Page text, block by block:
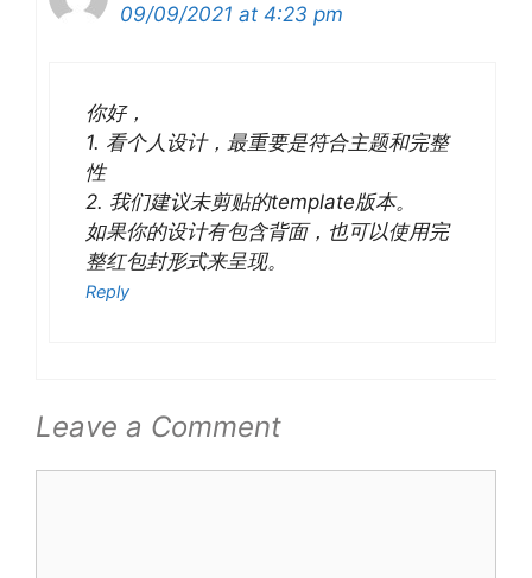
09/09/2021 at 4:23 pm
你好，
1. 看个人设计，最重要是符合主题和完整
性
2. 我们建议未剪贴的template版本。
如果你的设计有包含背面，也可以使用完
整红包封形式来呈现。
Reply
Leave a Comment